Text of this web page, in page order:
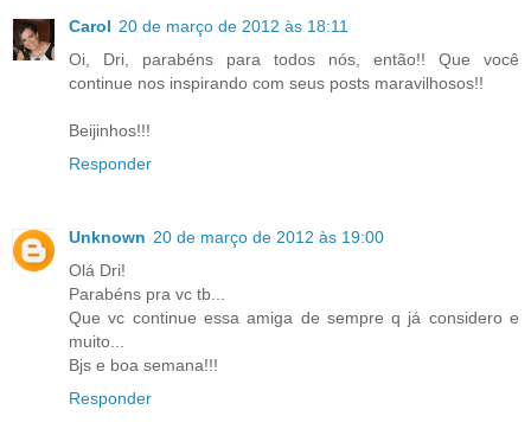
Carol 20 de março de 2012 às 18:11
Oi, Dri, parabéns para todos nós, então!! Que você
continue nos inspirando com seus posts maravilhosos!!
Beijinhos!!!
Responder
Unknown 20 de março de 2012 às 19:00
Olá Dri!
Parabéns pra vc tb...
Que vc continue essa amiga de sempre q já considero e
muito...
Bjs e boa semana!!!
Responder